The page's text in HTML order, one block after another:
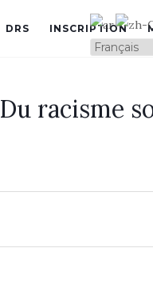
DRS INSCRIPTION
Du racisme